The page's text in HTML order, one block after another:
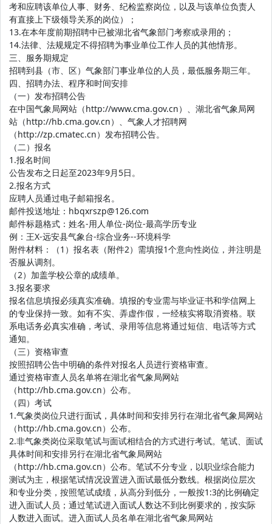
考和应聘该单位人事、财务、纪检监察岗位，以及与该单位负责人
有直接上下级领导关系的岗位）；
13.在本年度前期招聘中已被湖北省气象部门考察或录用的；
14.法律、法规规定不得招聘为事业单位工作人员的其他情形。
三、服务期规定
招聘到县（市、区）气象部门事业单位的人员，最低服务期三年。
四、招聘办法、程序和时间安排
（一）发布招聘公告
在中国气象局网站（http://www.cma.gov.cn）、湖北省气象局网
站（http://hb.cma.gov.cn）、气象人才招聘网
（http://zp.cmatec.cn）发布招聘公告。
（二）报名
1.报名时间
公告发布之日起至2023年9月5日。
2.报名方式
应聘人员通过电子邮箱报名。
邮件投送地址：hbqxrszp@126.com
邮件标题格式：姓名-用人单位-岗位-最高学历专业
例：王X-远安县气象台-综合业务--环境科学
附件材料：（1）报名表（附件2）需填报1个意向性岗位，并注明是
否服从调剂。
（2）加盖学校公章的成绩单。
3.报名要求
报名信息填报必须真实准确。填报的专业需与毕业证书和学信网上
的专业保持一致。如有不实、弄虚作假，一经核实将取消资格。联
系电话务必真实准确，考试、录用等信息将通过短信、电话等方式
通知。
（三）资格审查
按照招聘公告中明确的条件对报名人员进行资格审查。
通过资格审查人员名单将在湖北省气象局网站
（http://hb.cma.gov.cn）公布。
（四）考试
1.气象类岗位只进行面试，具体时间和安排另行在湖北省气象局网站
（http://hb.cma.gov.cn）公布。
2.非气象类岗位采取笔试与面试相结合的方式进行考试。笔试、面试
具体时间和安排另行在湖北省气象局网站
（http://hb.cma.gov.cn）公布。笔试不分专业，以职业综合能力
测试为主，根据笔试情况设置进入面试最低分数线。根据岗位层次
和专业分类，按照笔试成绩，从高分到低分，一般按1:3的比例确定
进入面试人员；通过笔试进入面试人数达不到比例要求的，按实际
人数进入面试。进入面试人员名单在湖北省气象局网站